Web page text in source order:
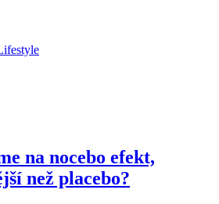
na nocebo efekt,
než placebo?